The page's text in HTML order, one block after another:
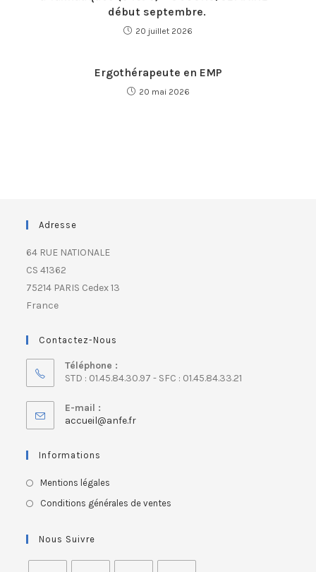
début septembre.
20 juillet 2026
Ergothérapeute en EMP
20 mai 2026
Adresse
64 RUE NATIONALE
CS 41362
75214 PARIS Cedex 13
France
Contactez-Nous
Téléphone :
STD : 01.45.84.30.97 - SFC : 01.45.84.33.21
E-mail :
accueil@anfe.fr
Informations
Mentions légales
Conditions générales de ventes
Nous Suivre